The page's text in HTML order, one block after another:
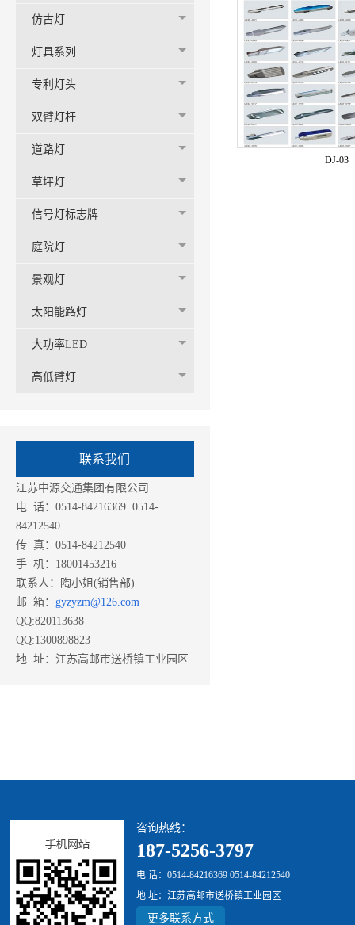
仿古灯
灯具系列
专利灯头
双臂灯杆
道路灯
草坪灯
信号灯标志牌
庭院灯
景观灯
太阳能路灯
大功率LED
高低臂灯
联系我们
江苏中源交通集团有限公司
电 话：0514-84216369 0514-
84212540
传 真：0514-84212540
手 机：18001453216
联系人：陶小姐(销售部)
邮 箱： gyzyzm@126.com
QQ:820113638
QQ:1300898823
地 址：江苏高邮市送桥镇工业园区
DJ-03
咨询热线：
187-5256-3797
电 话：0514-84216369 0514-84212540
地 址：江苏高邮市送桥镇工业园区
更多联系方式